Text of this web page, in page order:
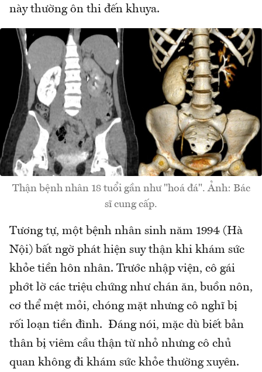
này thường ôn thi đến khuya.
Thận bệnh nhân 18 tuổi gần như "hoá đá". Ảnh: Bác
sĩ cung cấp.
Tương tự, một bệnh nhân sinh năm 1994 (Hà
Nội) bất ngờ phát hiện suy thận khi khám sức
khỏe tiền hôn nhân. Trước nhập viện, cô gái
phớt lờ các triệu chứng như chán ăn, buồn nôn,
cơ thể mệt mỏi, chóng mặt nhưng cô nghĩ bị
rối loạn tiền đình. Đáng nói, mặc dù biết bản
thân bị viêm cầu thận từ nhỏ nhưng cô chủ
quan không đi khám sức khỏe thường xuyên.